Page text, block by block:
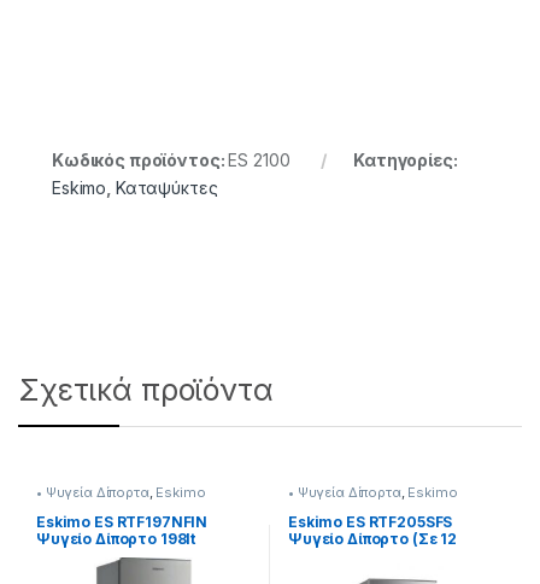
Κωδικός προϊόντος:ES 2100
Κατηγορίες:
Eskimo Καταψύκτες
Σχετικά προϊόντα
• Ψυγεία Δίπορτα, Eskimo
Eskimo ES RTF197NFIN
Ψυγείο Δίπορτο 198lt
NoFrost Inox Υ143xΠ55εκ (Σε
12 Άτοκες Δόσειs)
• Ψυγεία Δίπορτα, Eskimo
Eskimo ES RTF205SFS
Ψυγείο Δίπορτο (Σε 12